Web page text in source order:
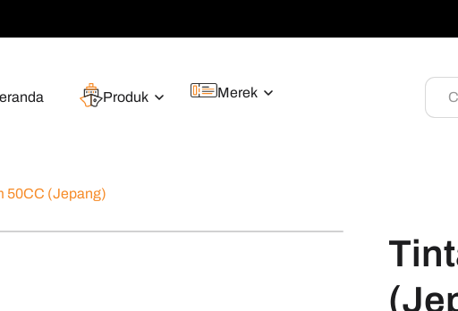
Produk Merek
50CC (Jepang)